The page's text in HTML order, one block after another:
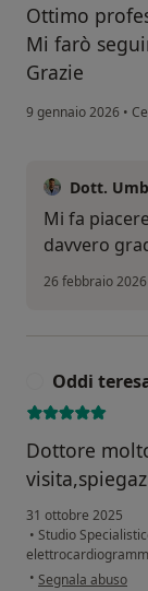
Ottimo
Mi farò
Grazie
9 gennaio 2026 •
Dott.
Mi fa
davvero
26 febbraio 2026
Oddi
Dottore
31 ottobre 2025
• Studio
• secondo
Segnala abuso